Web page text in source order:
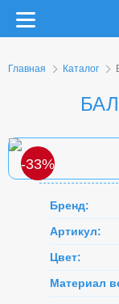
Главная Каталог
-33%
Бренд:
Артикул:
Цвет:
Материал